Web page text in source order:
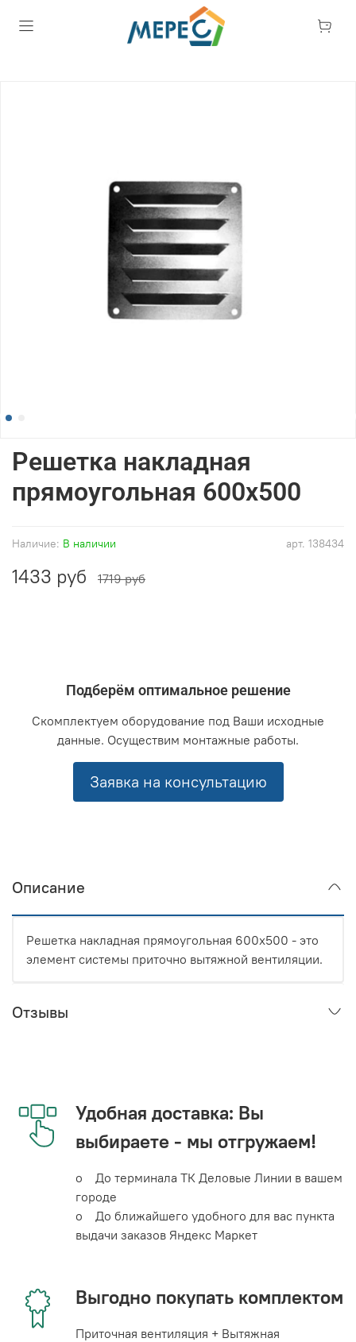
арт. 138434
Наличие: В наличии
Решетка накладная
прямоугольная 600x500
1433 руб 1719 руб
Подберём оптимальное решение
Скомплектуем оборудование под Ваши исходные
данные. Осуществим монтажные работы.
Заявка на консультацию
Описание
Решетка накладная прямоугольная 600x500 - это
элемент системы приточно вытяжной вентиляции.
Отзывы
Удобная доставка: Вы
выбираете - мы отгружаем!
o До терминала ТК Деловые Линии в вашем
городе
o До ближайшего удобного для вас пункта
выдачи заказов Яндекс Маркет
Выгодно покупать комплектом
Приточная вентиляция + Вытяжная